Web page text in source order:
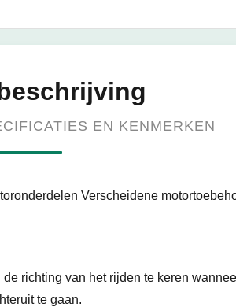
EN KENMERKEN
Verscheidene
richting van het rijden te keren
te gaan.